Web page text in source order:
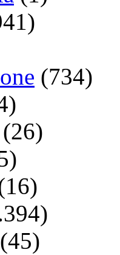
(734)
(26)
(45)